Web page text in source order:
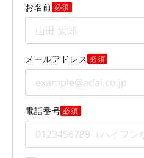
お名前 必須
メールアドレス 必須
電話番号 必須